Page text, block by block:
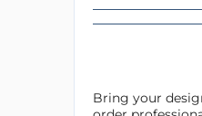
Bring your